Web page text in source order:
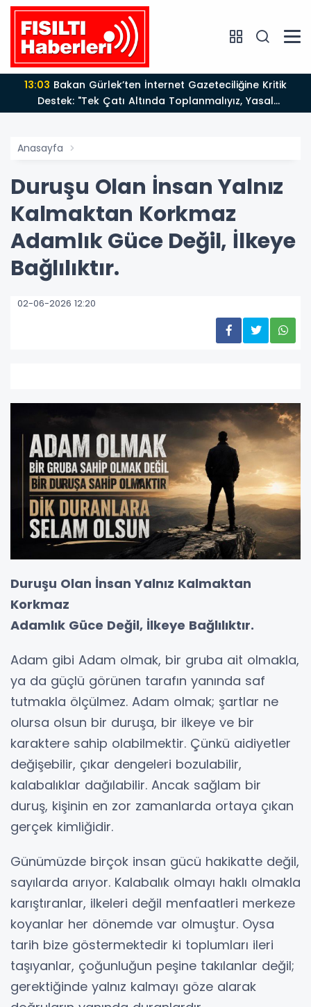
13:03
Destek: "Tek Çatı Altında Toplanmalıyız, Yasal
Düzenlemeye Hazırız"
Anasayfa
Duruşu Olan İnsan Yalnız
Kalmaktan Korkmaz
Adamlık Güce Değil, İlkeye
Bağlılıktır.
02-06-2026 12:20
Duruşu Olan İnsan Yalnız Kalmaktan
Korkmaz
Adamlık Güce Değil, İlkeye Bağlılıktır.
Adam gibi Adam olmak, bir gruba ait olmakla,
ya da güçlü görünen tarafın yanında saf
tutmakla ölçülmez. Adam olmak; şartlar ne
olursa olsun bir duruşa, bir ilkeye ve bir
karaktere sahip olabilmektir. Çünkü aidiyetler
değişebilir, çıkar dengeleri bozulabilir,
kalabalıklar dağılabilir. Ancak sağlam bir
duruş, kişinin en zor zamanlarda ortaya çıkan
gerçek kimliğidir.
Günümüzde birçok insan gücü hakikatte değil,
sayılarda arıyor. Kalabalık olmayı haklı olmakla
karıştıranlar, ilkeleri değil menfaatleri merkeze
koyanlar her dönemde var olmuştur. Oysa
tarih bize göstermektedir ki toplumları ileri
taşıyanlar, çoğunluğun peşine takılanlar değil;
gerektiğinde yalnız kalmayı göze alarak